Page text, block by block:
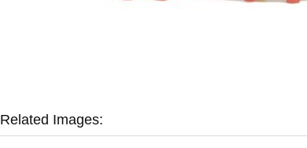
Related Images: